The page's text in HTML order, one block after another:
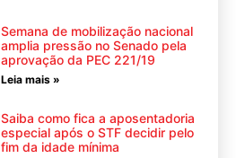
Semana de mobilização nacional
amplia pressão no Senado pela
aprovação da PEC 221/19
Leia mais »
Saiba como fica a aposentadoria
especial após o STF decidir pelo
fim da idade mínima